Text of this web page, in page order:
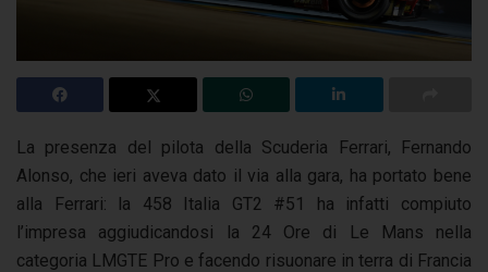
La presenza del pilota della Scuderia Ferrari, Fernando
Alonso, che ieri aveva dato il via alla gara, ha portato bene
alla Ferrari: la 458 Italia GT2 #51 ha infatti compiuto
l’impresa aggiudicandosi la 24 Ore di Le Mans nella
categoria LMGTE Pro e facendo risuonare in terra di Francia